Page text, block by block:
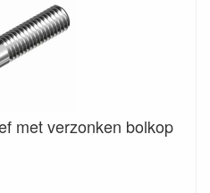
met verzonken bolkop